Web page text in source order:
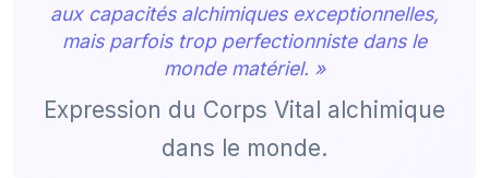
aux capacités alchimiques exceptionnelles,
mais parfois trop perfectionniste dans le
monde matériel. »
Expression du Corps Vital alchimique
dans le monde.